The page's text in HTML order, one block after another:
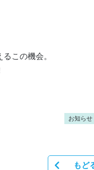
この機会。
お知らせ
もど